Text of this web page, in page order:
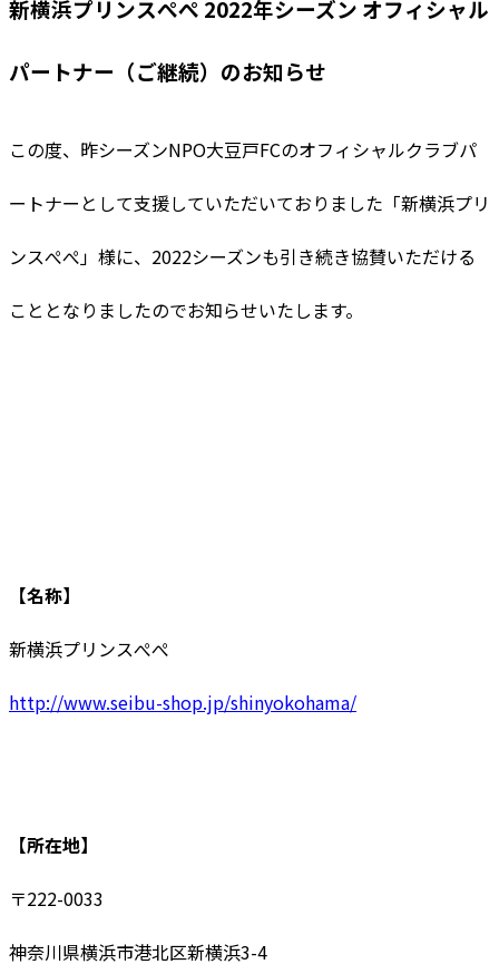
新横浜プリンスぺぺ 2022年シーズン オフィシャル
パートナー（ご継続）のお知らせ
この度、昨シーズンNPO大豆戸FCのオフィシャルクラブパ
ートナーとして支援していただいておりました「新横浜プリ
ンスぺぺ」様に、2022シーズンも引き続き協賛いただける
こととなりましたのでお知らせいたします。
【名称】
新横浜プリンスぺぺ
http://www.seibu-shop.jp/shinyokohama/
【所在地】
〒222-0033
神奈川県横浜市港北区新横浜3-4